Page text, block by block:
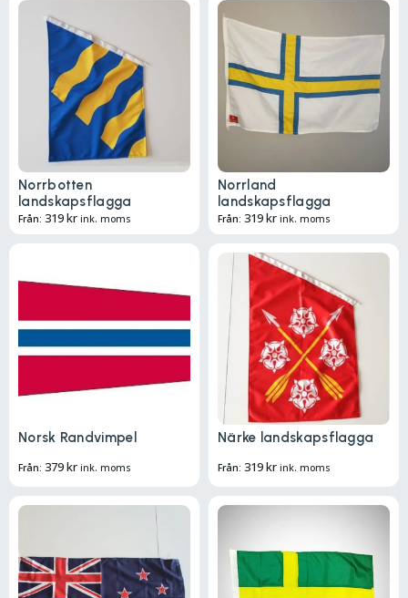
Norrbotten
landskapsflagga
Från: 319kr ink. moms
Norrland
landskapsflagga
Från: 319kr ink. moms
Norsk Randvimpel
Från: 379kr ink. moms
Närke landskapsflagga
Från: 319kr ink. moms